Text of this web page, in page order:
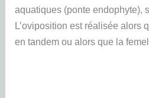
aquatiques (ponte endophyte),
L’oviposition est réalisée alors
en tandem ou alors que la